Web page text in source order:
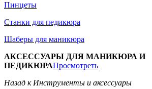
Пинцеты
Станки для педикюра
Шаберы для маникюра
АКСЕССУАРЫ ДЛЯ МАНИКЮРА И
ПЕДИКЮРАПросмотреть
Назад к Инструменты и аксессуары